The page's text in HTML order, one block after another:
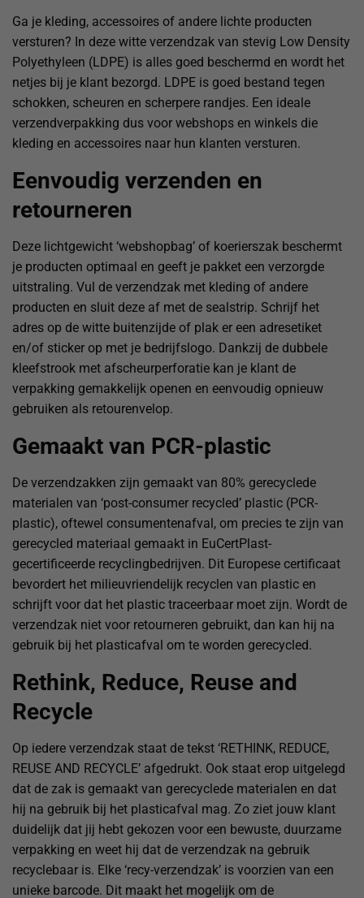
Ga je kleding, accessoires of andere lichte producten
versturen? In deze witte verzendzak van stevig Low Density
Polyethyleen (LDPE) is alles goed beschermd en wordt het
netjes bij je klant bezorgd. LDPE is goed bestand tegen
schokken, scheuren en scherpere randjes. Een ideale
verzendverpakking dus voor webshops en winkels die
kleding en accessoires naar hun klanten versturen.
Eenvoudig verzenden en
retourneren
Deze lichtgewicht ‘webshopbag’ of koerierszak beschermt
je producten optimaal en geeft je pakket een verzorgde
uitstraling. Vul de verzendzak met kleding of andere
producten en sluit deze af met de sealstrip. Schrijf het
adres op de witte buitenzijde of plak er een adresetiket
en/of sticker op met je bedrijfslogo. Dankzij de dubbele
kleefstrook met afscheurperforatie kan je klant de
verpakking gemakkelijk openen en eenvoudig opnieuw
gebruiken als retourenvelop.
Gemaakt van PCR-plastic
De verzendzakken zijn gemaakt van 80% gerecyclede
materialen van ‘post-consumer recycled’ plastic (PCR-
plastic), oftewel consumentenafval, om precies te zijn van
gerecycled materiaal gemaakt in EuCertPlast-
gecertificeerde recyclingbedrijven. Dit Europese certificaat
bevordert het milieuvriendelijk recyclen van plastic en
schrijft voor dat het plastic traceerbaar moet zijn. Wordt de
verzendzak niet voor retourneren gebruikt, dan kan hij na
gebruik bij het plasticafval om te worden gerecycled.
Rethink, Reduce, Reuse and
Recycle
Op iedere verzendzak staat de tekst ‘RETHINK, REDUCE,
REUSE AND RECYCLE’ afgedrukt. Ook staat erop uitgelegd
dat de zak is gemaakt van gerecyclede materialen en dat
hij na gebruik bij het plasticafval mag. Zo ziet jouw klant
duidelijk dat jij hebt gekozen voor een bewuste, duurzame
verpakking en weet hij dat de verzendzak na gebruik
recyclebaar is. Elke ‘recy-verzendzak’ is voorzien van een
unieke barcode. Dit maakt het mogelijk om de